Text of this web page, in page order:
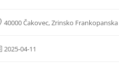
40000 Čakovec, Zrinsko
2025-04-11